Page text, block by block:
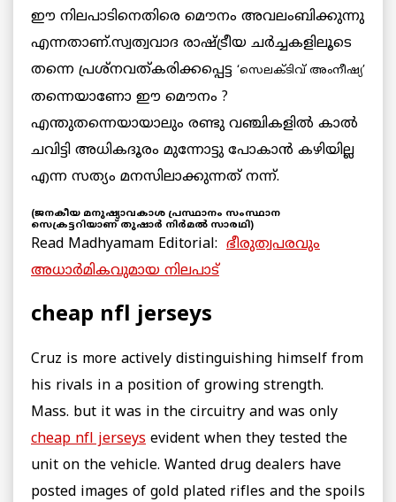
ഈ നിലപാടിനെതിരെ മൌനം അവലംബിക്കുന്നു
എന്നതാണ്.സ്വത്വവാദ രാഷ്ട്രീയ ചര്‍ച്ചകളിലൂടെ
തന്നെ പ്രശ്നവത്കരിക്കപ്പെട്ട ‘സെലക്ടിവ് അംനീഷ്യ’
തന്നെയാണോ ഈ മൌനം ?
എന്തുതന്നെയായാലും രണ്ടു വഞ്ചികളില്‍ കാല്‍
ചവിട്ടി അധികദൂരം മുന്നോട്ടു പോകാന്‍ കഴിയില്ല
എന്ന സത്യം മനസിലാക്കുന്നത്‌ നന്ന്.
(ജനകീയ മനുഷ്യാവകാശ പ്രസ്ഥാനം സംസ്ഥാന
സെക്രട്ടറിയാണ് തുഷാര്‍ നിര്‍മല്‍ സാരഥി)
Read Madhyamam Editorial: ഭീരുത്വപരവും
അധാര്‍മികവുമായ നിലപാട്
cheap nfl jerseys
Cruz is more actively distinguishing himself from
his rivals in a position of growing strength.
Mass. but it was in the circuitry and was only
cheap nfl jerseys evident when they tested the
unit on the vehicle. Wanted drug dealers have
posted images of gold plated rifles and the spoils